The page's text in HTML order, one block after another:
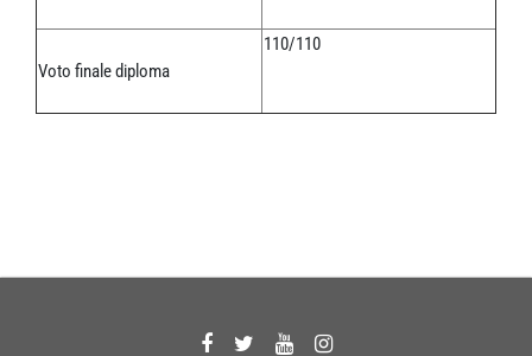
Voto finale diploma
110/110